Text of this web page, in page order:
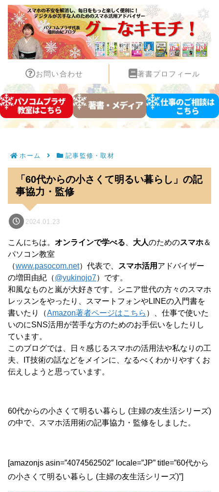
お問い合わせ 著書プロフィール
ホーム 記事監修・取材
「60代からの小さくて明るい暮らし」の記
事協力・監修
2024.01.23
こんにちは。 オンラインで学べる 大人のためのスマホ＆
パソコン教室
（www.pasocom.net）代表で、 スマホ活用 アドバイザー
の増田由紀（@yukinojo7）です。
和風なものと嵐が大好きです。シニア世代の方々のスマホ
レッスンをやったり、スマートフォンやLINEの入門書を
書いたり（Amazon著者ページはこちら ）、仕事で使いた
いのにSNS活用が苦手な方のためのお手伝いをしたりし
ています。
このブログでは、日々感じるスマホの活用法や私なりの工
夫、IT技術の話などをメインに、なるべくわかりやすくお
伝えしようと思っています。
60代からの小さくて明るい暮らし (主婦の友生活シリーズ)
の中で、スマホ活用術の記事協力・監修をしました。
[amazonjs asin=”4074562502″ locale=”JP” title=”60代から
の小さくて明るい暮らし (主婦の友生活シリーズ)”]